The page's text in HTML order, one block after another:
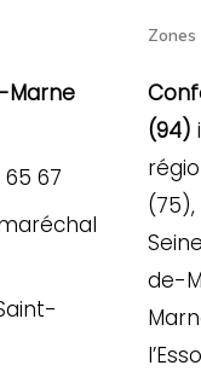
Marne
67
Zones
(94)
de-